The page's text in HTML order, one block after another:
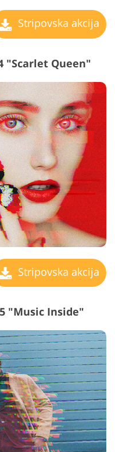
Stripovska akcija
"Scarlet Queen"
Stripovska akcija
"Music Inside"